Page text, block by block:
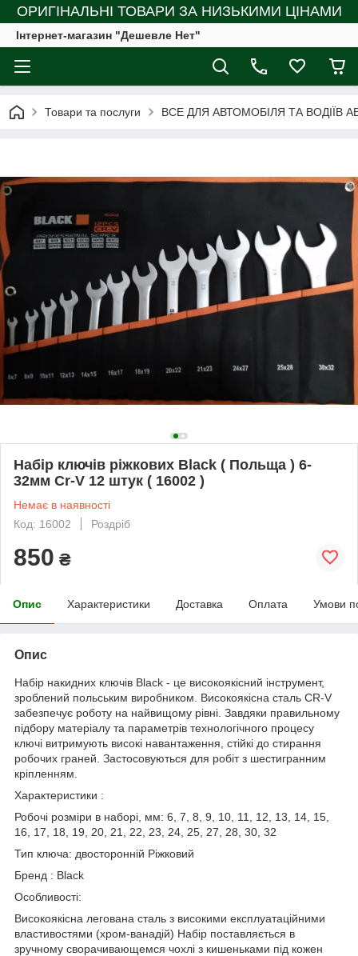
ОРИГІНАЛЬНІ ТОВАРИ ЗА НИЗЬКИМИ ЦІНАМИ
Інтернет-магазин "Дешевле Нет"
Товари та послуги ВСЕ ДЛЯ АВТОМОБІЛЯ ТА ВОДІЇВ
Набір ключів ріжкових Black ( Польща ) 6-
32мм Cr-V 12 штук ( 16002 )
Немає в наявності
Код: 16002
Роздріб
850 ₴
Опис Характеристики Доставка Оплата Умови
Опис
Набір накидних ключів Black - це високоякісний інструмент,
зроблений польським виробником. Високоякісна сталь CR-V
забезпечує роботу на найвищому рівні. Завдяки правильному
підбору матеріалу та параметрів технологічного процесу
ключі витримують високі навантаження, стійкі до стирання
робочих граней. Застосовуються для робіт з шестигранним
кріпленням.
Характеристики :
Робочі розміри в наборі, мм: 6, 7, 8, 9, 10, 11, 12, 13, 14, 15,
16, 17, 18, 19, 20, 21, 22, 23, 24, 25, 27, 28, 30, 32
Тип ключа: двосторонній Ріжковий
Бренд : Black
Особливості:
Високоякісна легована сталь з високими експлуатаційними
властивостями (хром-ванадій) Набір поставляється в
зручному сворачивающемся чохлі з кишеньками під кожен